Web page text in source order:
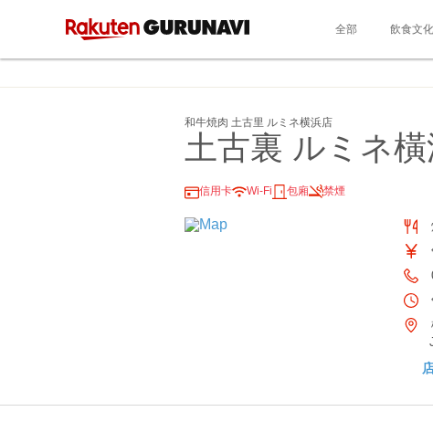
全部 飲食文化
和牛焼肉 土古里 ルミネ横浜店
土古裏 ルミネ
信用卡 Wi-Fi 包廂 禁煙